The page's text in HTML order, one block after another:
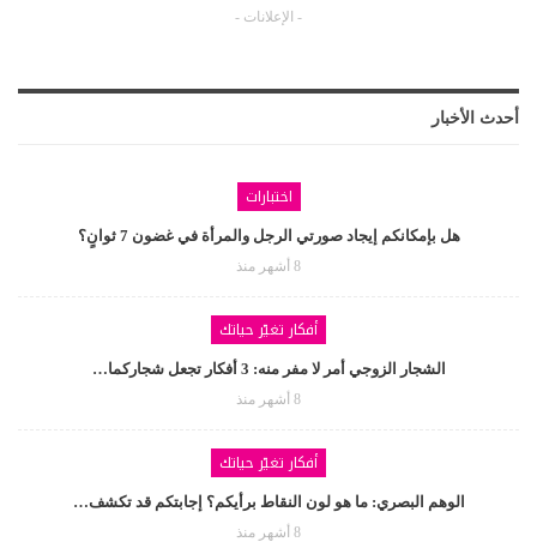
- الإعلانات -
أحدث الأخبار
اختبارات
هل بإمكانكم إيجاد صورتي الرجل والمرأة في غضون 7 ثوانٍ؟
8 أشهر منذ
أفكار تغيّر حياتك
الشجار الزوجي أمر لا مفر منه: 3 أفكار تجعل شجاركما…
8 أشهر منذ
أفكار تغيّر حياتك
الوهم البصري: ما هو لون النقاط برأيكم؟ إجابتكم قد تكشف…
8 أشهر منذ